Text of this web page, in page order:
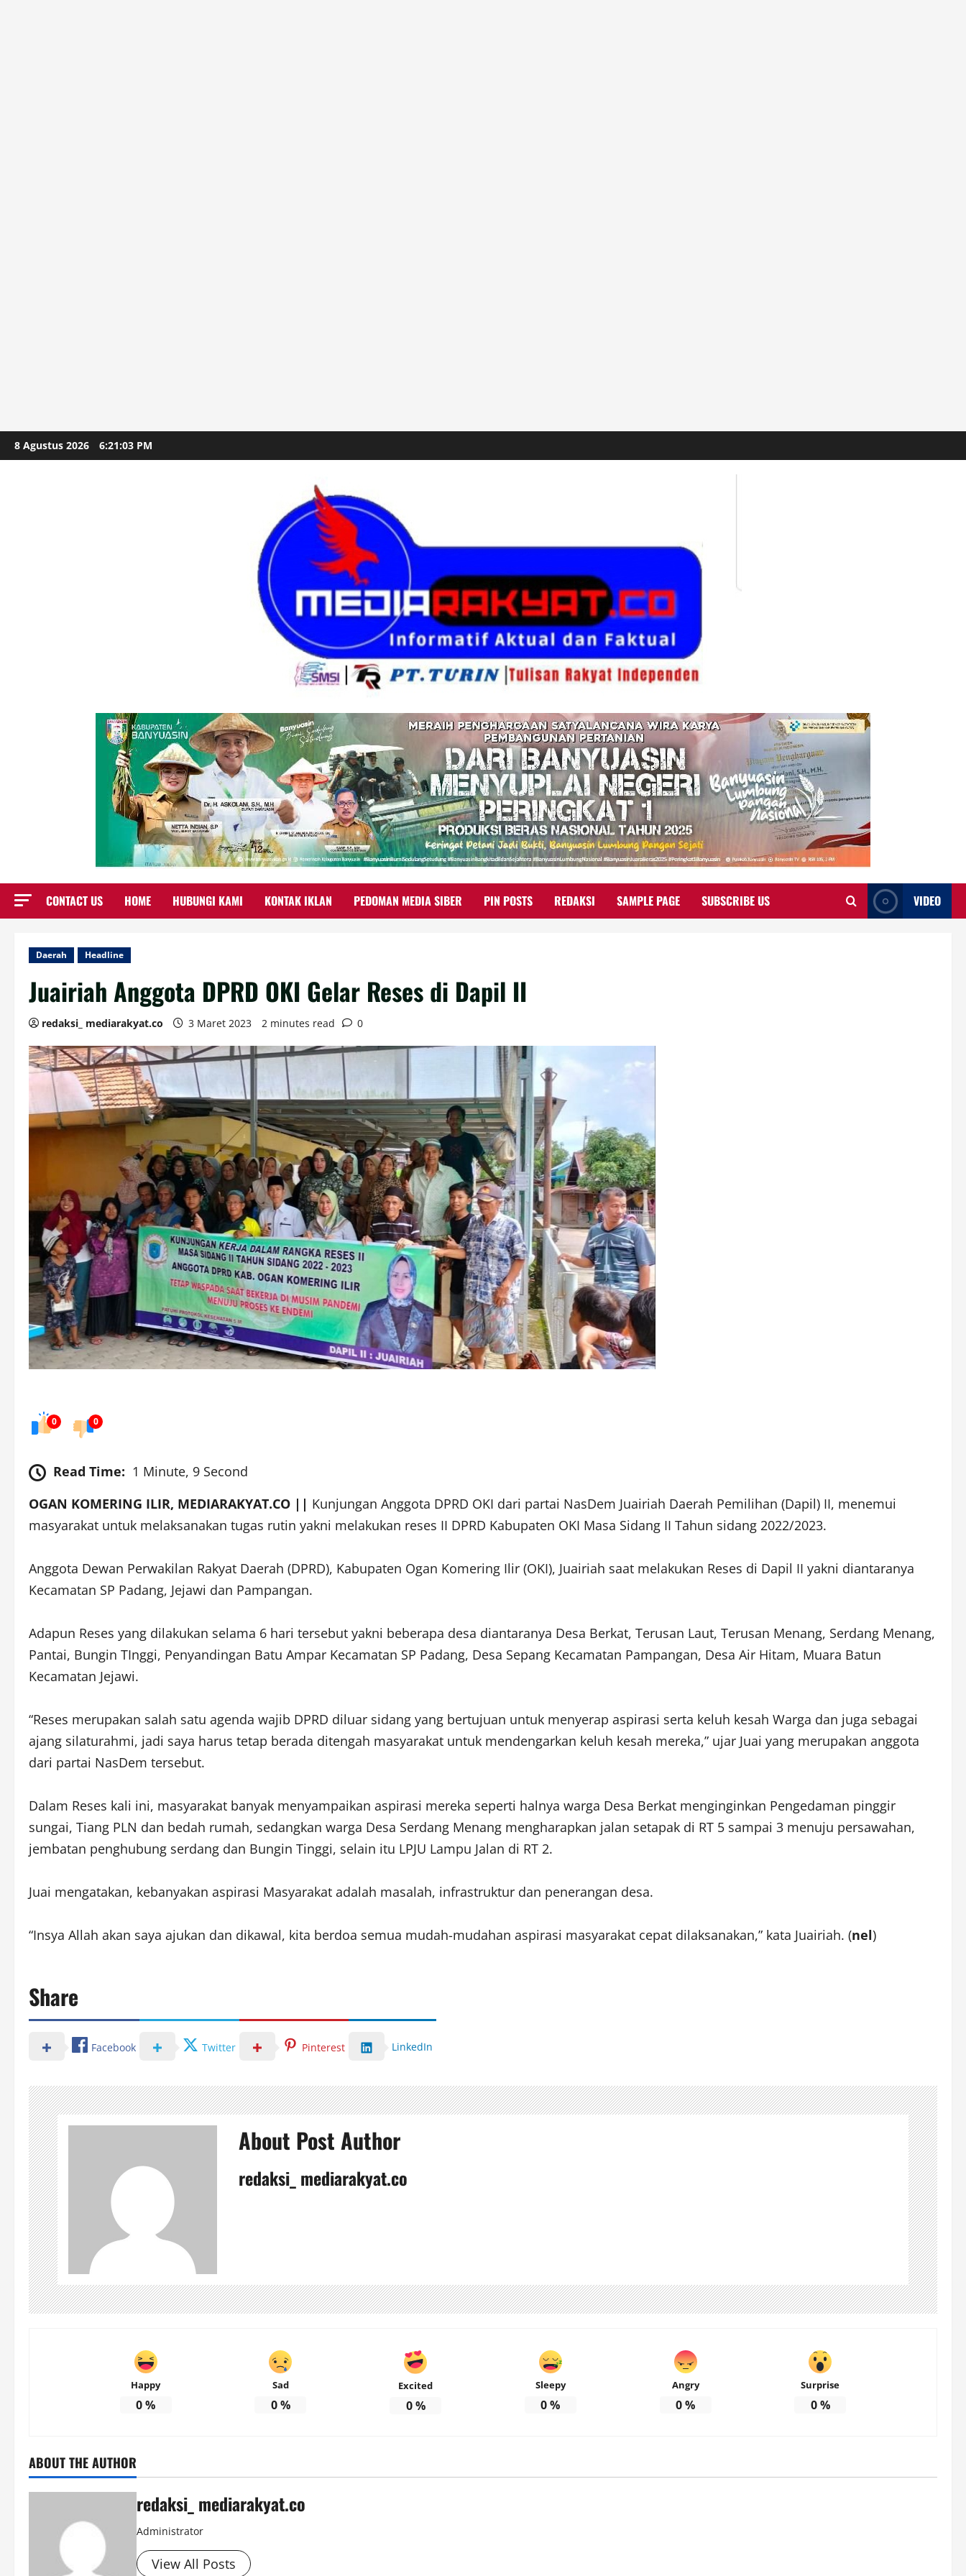
Skip
to
8 Agustus 2026 6:21:05 PM
CONTACT US HOME HUBUNGI KAMI KONTAK IKLAN PEDOMAN MEDIA SIBER PIN POSTS REDAKSI SAMPLE PAGE SUBSCRIBE US VIDEO
Daerah Headline
Juairiah Anggota DPRD OKI Gelar Reses di Dapil II
redaksi_ mediarakyat.co 3 Maret 2023 2 minutes read 0
0 0
Read Time: 1 Minute, 9 Second
OGAN KOMERING ILIR, MEDIARAKYAT.CO || Kunjungan Anggota DPRD OKI dari partai NasDem Juairiah Daerah Pemilihan (Dapil) II, menemui
masyarakat untuk melaksanakan tugas rutin yakni melakukan reses II DPRD Kabupaten OKI Masa Sidang II Tahun sidang 2022/2023.
Anggota Dewan Perwakilan Rakyat Daerah (DPRD), Kabupaten Ogan Komering Ilir (OKI), Juairiah saat melakukan Reses di Dapil II yakni diantaranya
Kecamatan SP Padang, Jejawi dan Pampangan.
Adapun Reses yang dilakukan selama 6 hari tersebut yakni beberapa desa diantaranya Desa Berkat, Terusan Laut, Terusan Menang, Serdang Menang,
Pantai, Bungin TInggi, Penyandingan Batu Ampar Kecamatan SP Padang, Desa Sepang Kecamatan Pampangan, Desa Air Hitam, Muara Batun
Kecamatan Jejawi.
“Reses merupakan salah satu agenda wajib DPRD diluar sidang yang bertujuan untuk menyerap aspirasi serta keluh kesah Warga dan juga sebagai
ajang silaturahmi, jadi saya harus tetap berada ditengah masyarakat untuk mendengarkan keluh kesah mereka,” ujar Juai yang merupakan anggota
dari partai NasDem tersebut.
Dalam Reses kali ini, masyarakat banyak menyampaikan aspirasi mereka seperti halnya warga Desa Berkat menginginkan Pengedaman pinggir
sungai, Tiang PLN dan bedah rumah, sedangkan warga Desa Serdang Menang mengharapkan jalan setapak di RT 5 sampai 3 menuju persawahan,
jembatan penghubung serdang dan Bungin Tinggi, selain itu LPJU Lampu Jalan di RT 2.
Juai mengatakan, kebanyakan aspirasi Masyarakat adalah masalah, infrastruktur dan penerangan desa.
“Insya Allah akan saya ajukan dan dikawal, kita berdoa semua mudah-mudahan aspirasi masyarakat cepat dilaksanakan,” kata Juairiah. (nel)
Share
Facebook Twitter Pinterest LinkedIn
About Post Author
redaksi_ mediarakyat.co
Happy
0%
Sad
0%
Excited
0%
Sleepy
0%
Angry
0%
Surprise
0%
ABOUT THE AUTHOR
redaksi_ mediarakyat.co
Administrator
View All Posts